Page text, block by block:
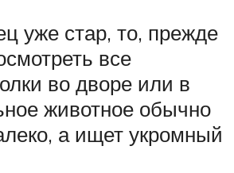
уже стар, то, прежде
все
во дворе или в
животное обычно
а ищет укромный